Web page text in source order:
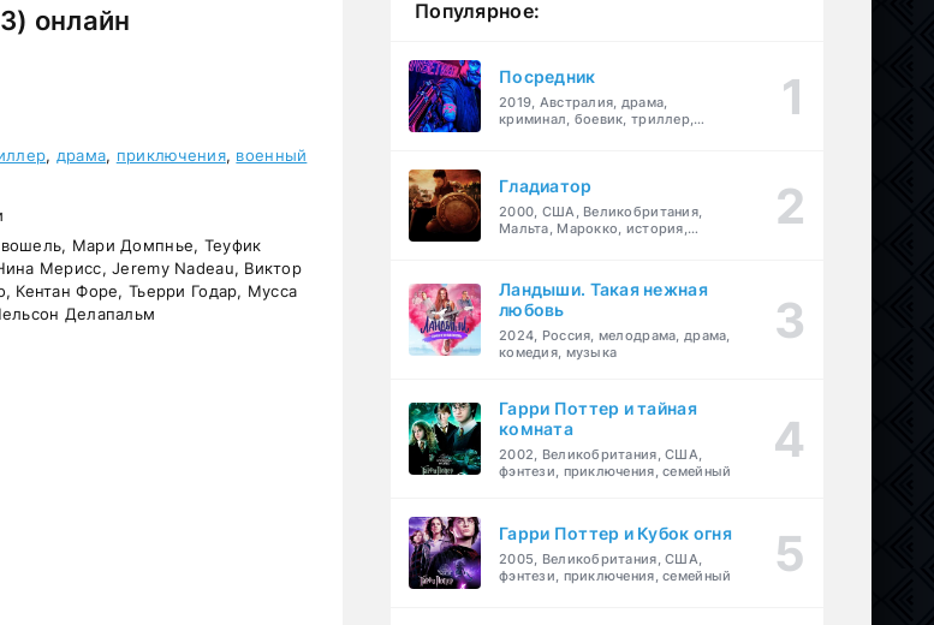
онлайн
, драма, приключения, военный
Мари Домпнье, Теуфик
Мерисс, Jeremy Nadeau, Виктор
Кентан Форе, Тьерри Годар, Мусса
Делапальм
Популярное:
Посредник
2019, Австралия, драма,
криминал, боевик, триллер,
Гладиатор
2000, США, Великобритания,
Мальта, Марокко, история,
Ландыши. Такая нежная
любовь
2024, Россия, мелодрама, драма,
комедия, музыка
Гарри Поттер и тайная
комната
2002, Великобритания, США,
фэнтези, приключения, семейный
Гарри Поттер и Кубок огня
2005, Великобритания, США,
фэнтези, приключения, семейный